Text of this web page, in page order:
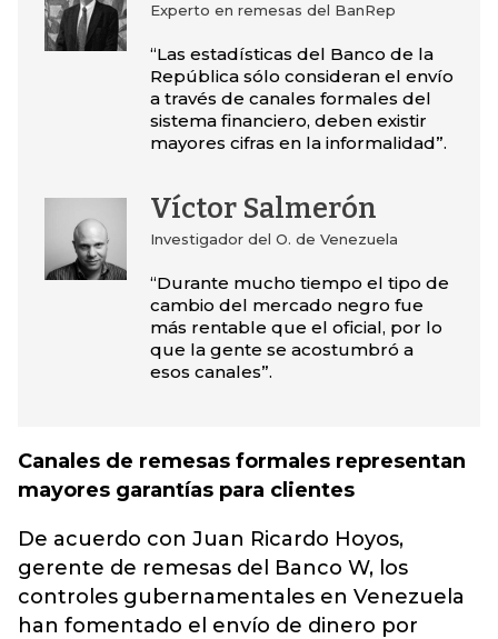
Experto en remesas del BanRep
“Las estadísticas del Banco de la
República sólo consideran el envío
a través de canales formales del
sistema financiero, deben existir
mayores cifras en la informalidad”.
Víctor Salmerón
Investigador del O. de Venezuela
“Durante mucho tiempo el tipo de
cambio del mercado negro fue
más rentable que el oficial, por lo
que la gente se acostumbró a
esos canales”.
Canales de remesas formales representan
mayores garantías para clientes
De acuerdo con Juan Ricardo Hoyos,
gerente de remesas del Banco W, los
controles gubernamentales en Venezuela
han fomentado el envío de dinero por